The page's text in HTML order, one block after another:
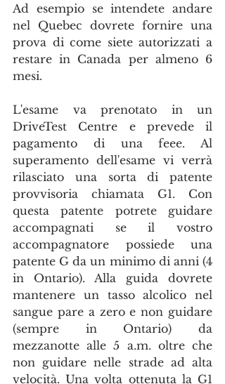
Ad esempio se intendete andare
nel Quebec dovrete fornire una
prova di come siete autorizzati a
restare in Canada per almeno 6
mesi.
L'esame va prenotato in un
DriveTest Centre e prevede il
pagamento di una feee. Al
superamento dell'esame vi verrà
rilasciato una sorta di patente
provvisoria chiamata G1. Con
questa patente potrete guidare
accompagnati se il vostro
accompagnatore possiede una
patente G da un minimo di anni (4
in Ontario). Alla guida dovrete
mantenere un tasso alcolico nel
sangue pare a zero e non guidare
(sempre in Ontario) da
mezzanotte alle 5 a.m. oltre che
non guidare nelle strade ad alta
velocità. Una volta ottenuta la G1